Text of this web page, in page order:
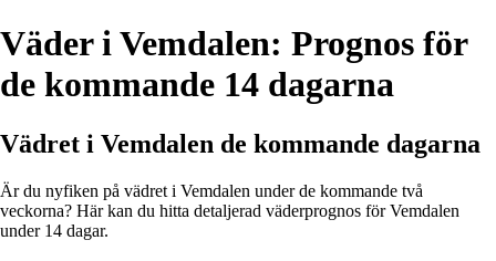
Väder i Vemdalen: Prognos för
de kommande 14 dagarna
Vädret i Vemdalen de kommande dagarna
Är du nyfiken på vädret i Vemdalen under de kommande två
veckorna? Här kan du hitta detaljerad väderprognos för Vemdalen
under 14 dagar.